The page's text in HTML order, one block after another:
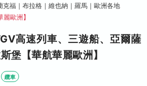
克福｜布拉格｜維也納｜羅馬｜歐洲各地
歐洲】
高速列車、三遊船、亞爾薩
堡【華航華麗歐洲】
纜車